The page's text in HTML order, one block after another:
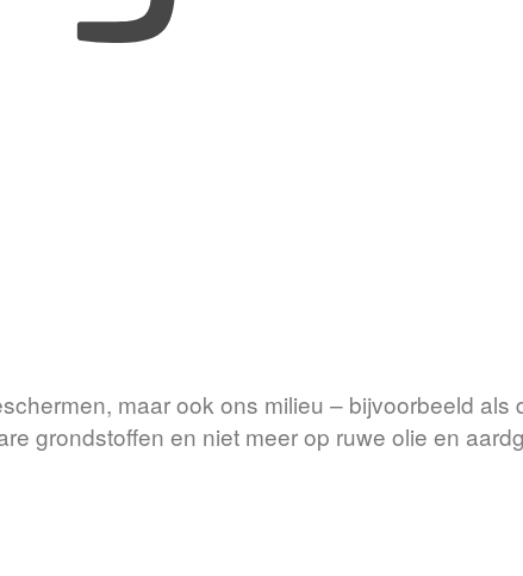
maar ook ons milieu – bijvoorbeeld
grondstoffen en niet meer op ruwe olie en